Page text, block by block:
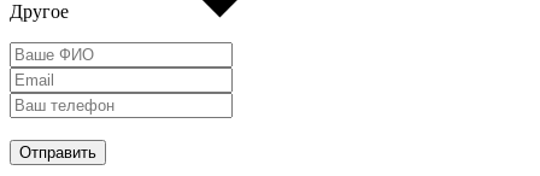
Другое
Отправить